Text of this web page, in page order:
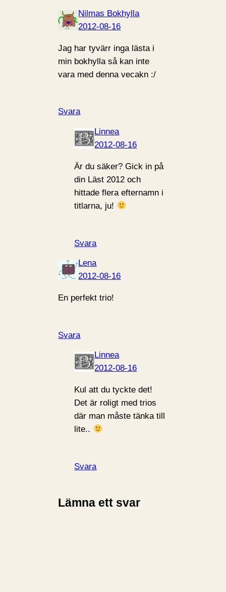
Nilmas Bokhylla
2012-08-16
Jag har tyvärr inga lästa i
min bokhylla så kan inte
vara med denna vecakn :/
Svara
Linnea
2012-08-16
Är du säker? Gick in på
din Läst 2012 och
hittade flera efternamn i
titlarna, ju!
Svara
Lena
2012-08-16
En perfekt trio!
Svara
Linnea
2012-08-16
Kul att du tyckte det!
Det är roligt med trios
där man måste tänka till
lite..
Svara
Lämna ett svar